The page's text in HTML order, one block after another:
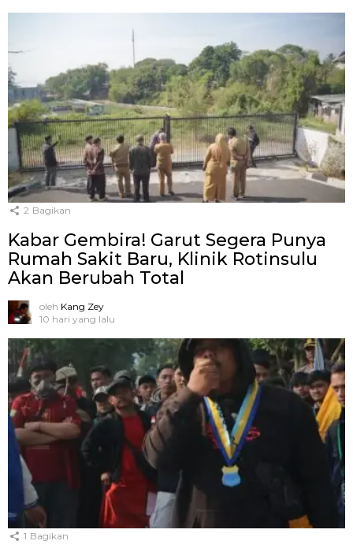
2 Bagikan
Kabar Gembira! Garut Segera Punya
Rumah Sakit Baru, Klinik Rotinsulu
Akan Berubah Total
oleh Kang Zey
10 hari yang lalu
1 Bagikan